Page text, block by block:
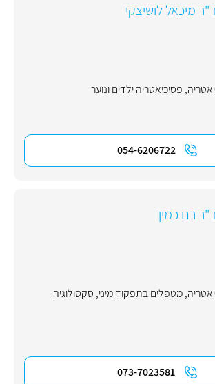
מיכאל לושיצקי
, פסיכיאטריה ילדים ונוער
054-6206722
רם כמין
,מטפלים בתפקוד מיני, סקסולוגיה
073-7023581